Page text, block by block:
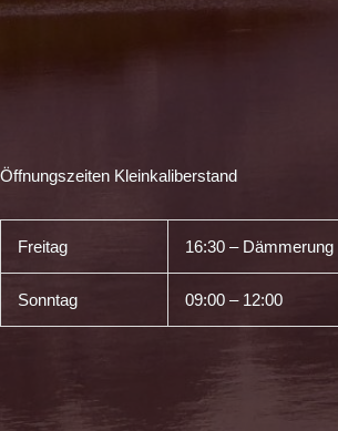
Öffnungszeiten Kleinkaliberstand
Freitag 16:30 – Dämmerung
Sonntag 09:00 – 12:00